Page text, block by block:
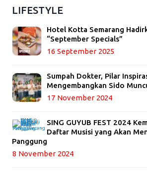
LIFESTYLE
Hotel Kotta Semarang
“September Specials”
16 September 2025
Sumpah Dokter, Pilar
Mengembangkan Sido
17 November 2024
SING GUYUB FEST 2024
Daftar Musisi yang Akan
Panggung
8 November 2024